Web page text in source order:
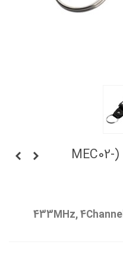
ریموت 4 کانال بلوتوثی 433 (MEC02-
433MHz,